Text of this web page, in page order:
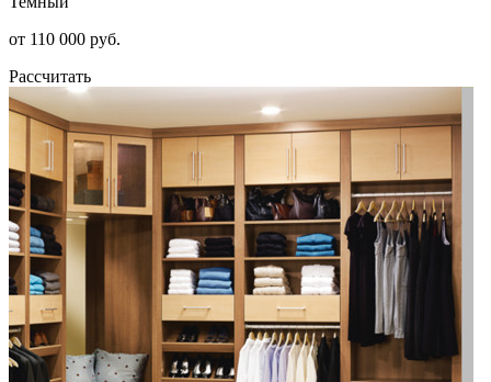
от 110 000 руб.
Рассчитать